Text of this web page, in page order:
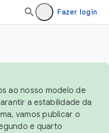
Fazer login
ao nosso modelo de
a estabilidade da
vamos publicar o
e quarto